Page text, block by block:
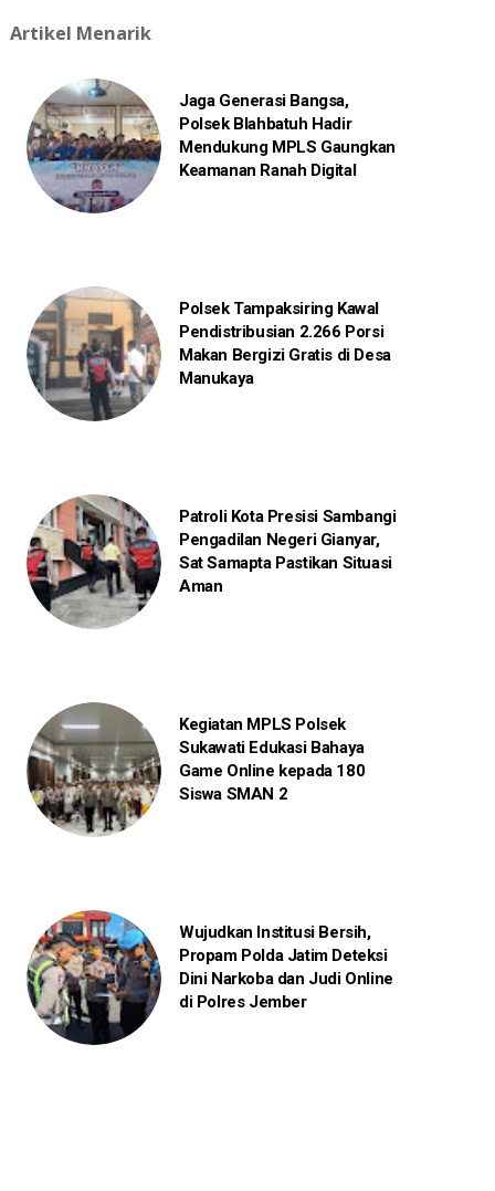
Artikel Menarik
Jaga Generasi Bangsa,
Polsek Blahbatuh Hadir
Mendukung MPLS Gaungkan
Keamanan Ranah Digital
Polsek Tampaksiring Kawal
Pendistribusian 2.266 Porsi
Makan Bergizi Gratis di Desa
Manukaya
Patroli Kota Presisi Sambangi
Pengadilan Negeri Gianyar,
Sat Samapta Pastikan Situasi
Aman
Kegiatan MPLS Polsek
Sukawati Edukasi Bahaya
Game Online kepada 180
Siswa SMAN 2
Wujudkan Institusi Bersih,
Propam Polda Jatim Deteksi
Dini Narkoba dan Judi Online
di Polres Jember